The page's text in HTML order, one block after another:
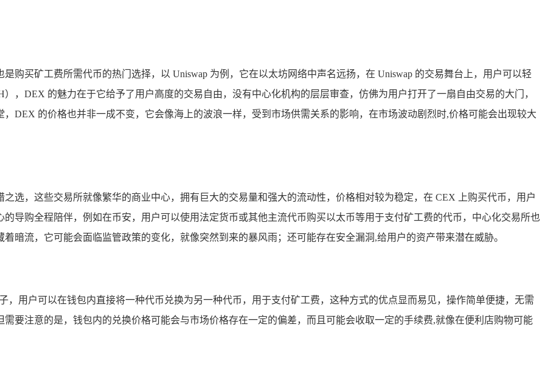
购买矿工费所需代币的热门选择，以 Uniswap 为例，它在以太坊网络中声名远扬，在 Uniswap 的交易舞台上，用户可以轻
，DEX 的魅力在于它给予了用户高度的交易自由，没有中心化机构的层层审查，仿佛为用户打开了一扇自由交易的大门，
DEX 的价格也并非一成不变，它会像海上的波浪一样，受到市场供需关系的影响，在市场波动剧烈时,价格可能会出现较大
选，这些交易所就像繁华的商业中心，拥有巨大的交易量和强大的流动性，价格相对较为稳定，在 CEX 上购买代币，用户
导购全程陪伴，例如在币安，用户可以使用法定货币或其他主流代币购买以太币等用于支付矿工费的代币，中心化交易所也
暗流，它可能会面临监管政策的变化，就像突然到来的暴风雨；还可能存在安全漏洞,给用户的资产带来潜在威胁。
，用户可以在钱包内直接将一种代币兑换为另一种代币，用于支付矿工费，这种方式的优点显而易见，操作简单便捷，无需
要注意的是，钱包内的兑换价格可能会与市场价格存在一定的偏差，而且可能会收取一定的手续费,就像在便利店购物可能